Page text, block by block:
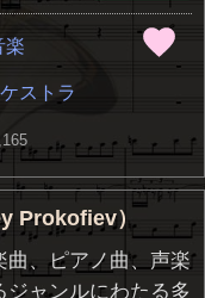
楽
ストラ
Prokofiev）
、ピアノ曲、声楽
ャンルにわたる多